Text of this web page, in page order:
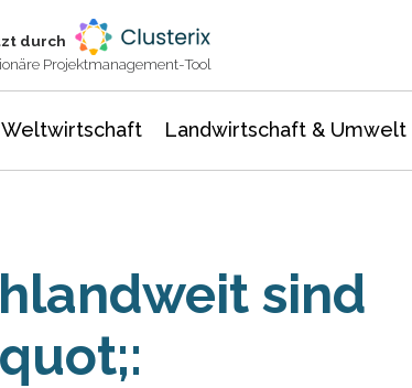
durch
Projektmanagement-Tool
Weltwirtschaft Landwirtschaft & Umwelt
sind